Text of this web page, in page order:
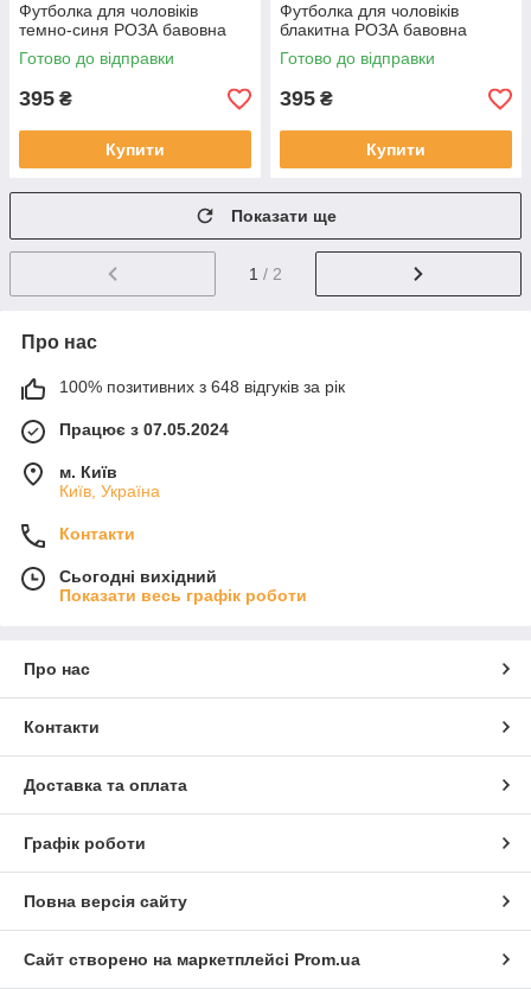
Футболка для чоловіків
темно-синя РОЗА бавовна
Готово до відправки
395 ₴
Купити
Футболка для чоловіків
блакитна РОЗА бавовна
Готово до відправки
395 ₴
Купити
Показати ще
1 / 2
Про нас
100% позитивних з 648 відгуків за рік
Працює з 07.05.2024
м. Київ
Київ, Україна
Контакти
Сьогодні вихідний
Показати весь графік роботи
Про нас
Контакти
Доставка та оплата
Графік роботи
Повна версія сайту
Сайт створено на маркетплейсі Prom.ua